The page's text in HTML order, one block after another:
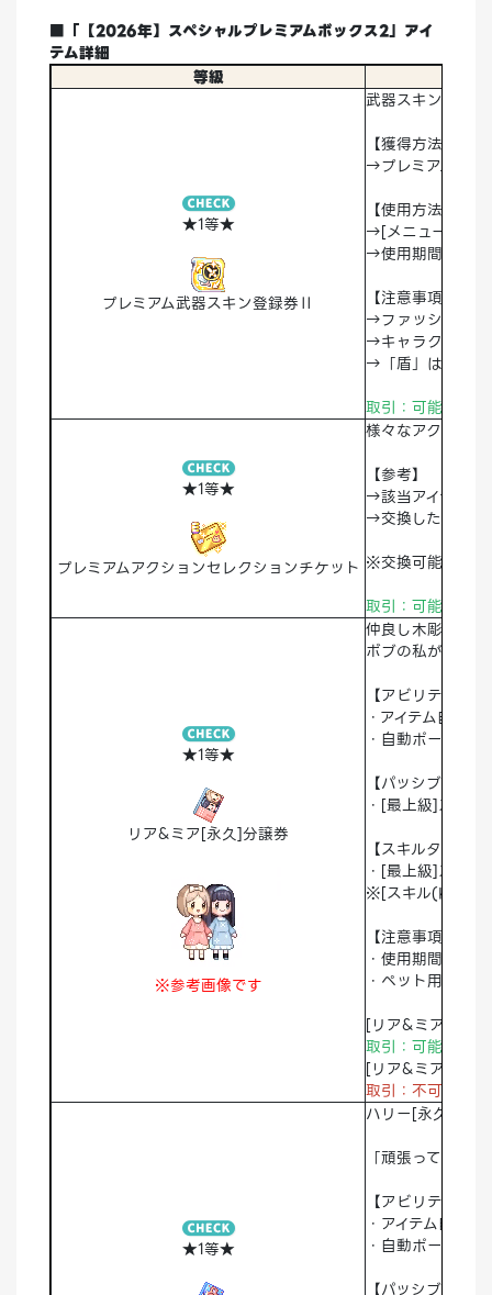
■「【2026年】スペシャルプレミアムボックス2」アイ
テム詳細
等級
★1等★
プレミアム武器スキン登録券Ⅱ
武器スキン「プ
【獲得方法】
→プレミアムボッ
【使用方法】
→[メニュー]>[デ
→使用期間：永久
【注意事項】
→ファッション
→キャラクター職
→「盾」は全職
取引：可能 破
★1等★
プレミアムアクションセレクションチケット
様々なアクショ
【参考】
→該当アイテムを
→交換したアクシ
※交換可能なアク
取引：可能
★1等★
リア&ミア[永久]分譲券
※参考画像です
仲良し木彫り姉妹
ボブの私がミア
【アビリティ】
・アイテム自動拾
・自動ポーショ
【パッシブスキル
・[最上級]スキル
【スキルタイプ】
・[最上級]スキル
※[スキル(K)＞ス
【注意事項】
・使用期間：永久
・ペット用大人/
[リア&ミア[永久]
取引：可能 破
[リア&ミア[永久]]
取引：不可
★1等★
ハリー[永久]を獲
「頑張って勉強
【アビリティ】
・アイテム自動拾
・自動ポーショ
【パッシブスキル